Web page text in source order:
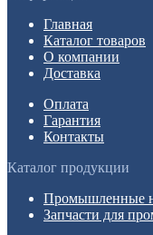
Главная
Каталог товаров
О компании
Доставка
Оплата
Гарантия
Контакты
Каталог продукции
Промышленные
Запчасти для